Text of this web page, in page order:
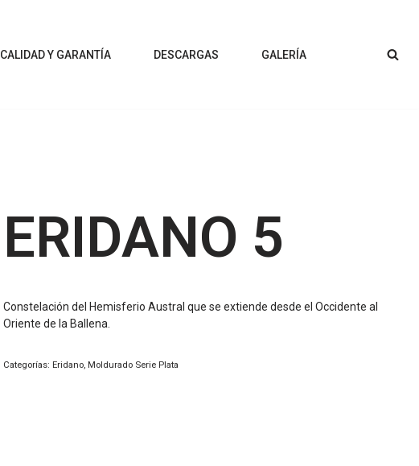
CALIDAD Y GARANTÍA DESCARGAS GALERÍA
ERIDANO 5
Constelación del Hemisferio Austral que se extiende desde el Occidente al
Oriente de la Ballena.
Categorías: Eridano, Moldurado Serie Plata